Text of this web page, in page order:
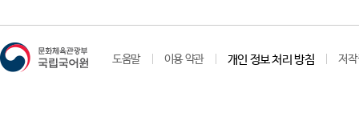
도움말 이용 약관 개인 정보 처리 방침 저